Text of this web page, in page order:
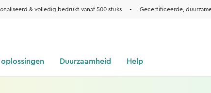
& volledig bedrukt vanaf 500 stuks • Gecertificeerde,
oplossingen Duurzaamheid Help